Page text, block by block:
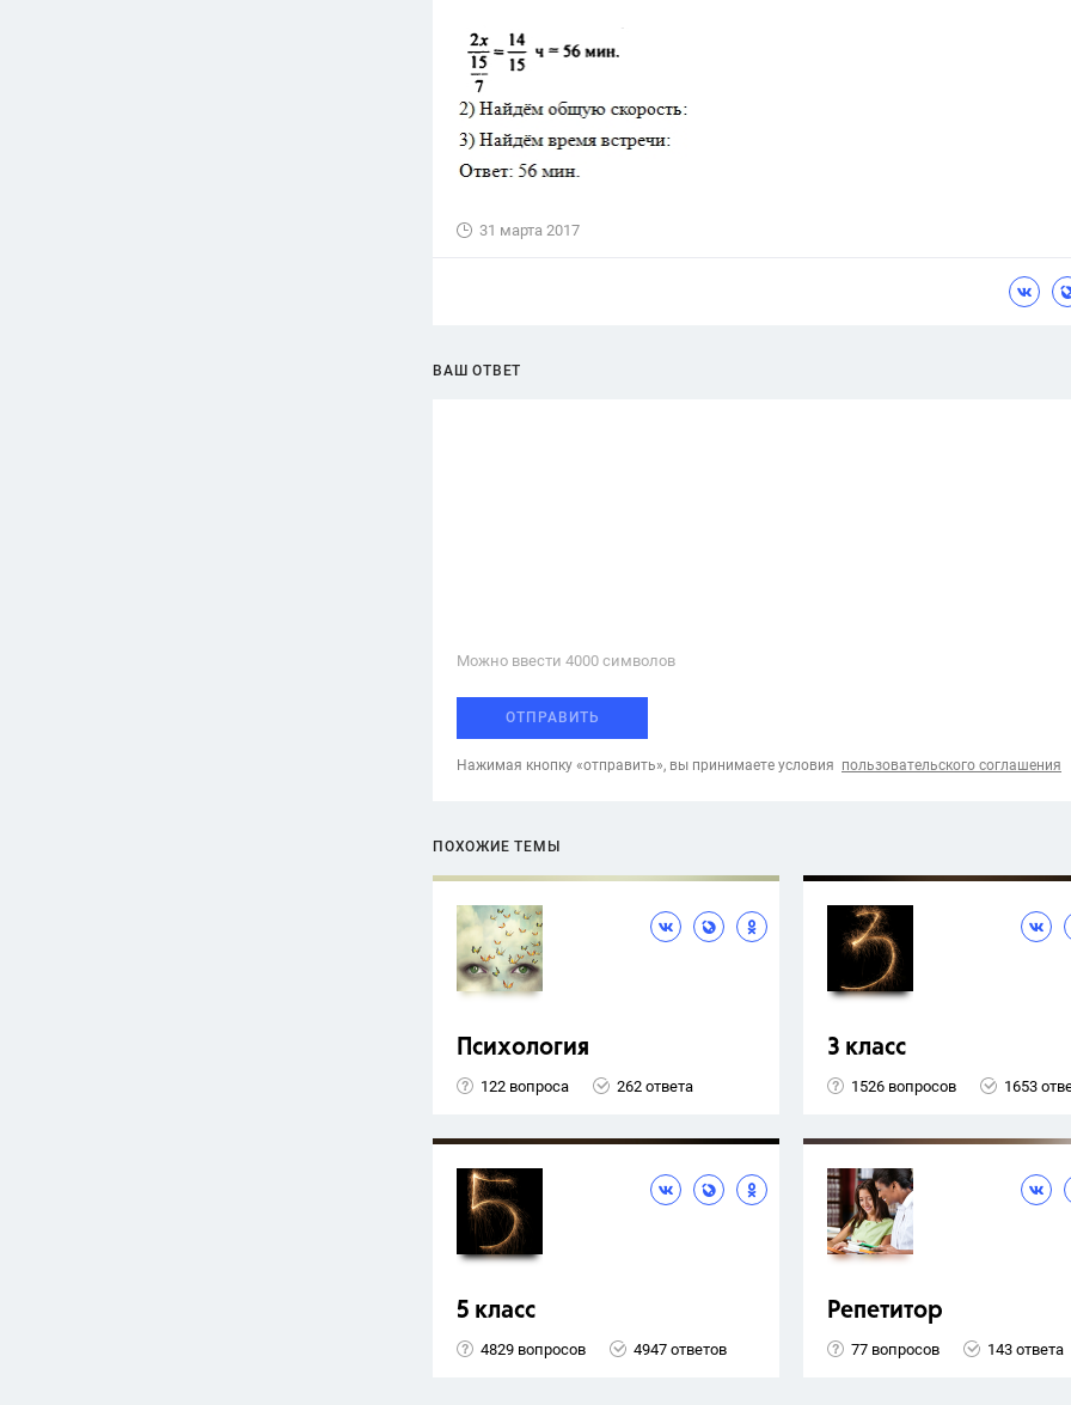
31 марта 2017
ВАШ ОТВЕТ
Можно ввести 4000 cимволов
ОТПРАВИТЬ
Нажимая кнопку «отправить», вы принимаете условия пользовательского соглашения
ПОХОЖИЕ ТЕМЫ
Психология
122 вопроса 262 ответа
3 класс
1526 вопросов 1653
5 класс
4829 вопросов 4947 ответов
Репетитор
77 вопросов 143 ответа